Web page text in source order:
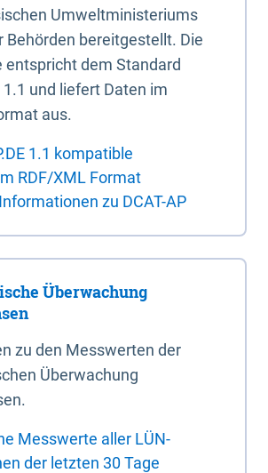
Umweltministeriums
Behörden bereitgestellt. Die
entspricht dem Standard
1.1 und liefert Daten im
aus.
1.1 kompatible
RDF/XML Format
zu DCAT-AP
Überwachung
zu den Messwerten der
Überwachung
Messwerte aller LÜN-
der letzten 30 Tage